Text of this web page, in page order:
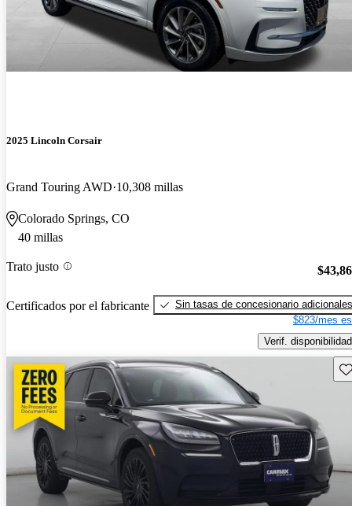
2025 Lincoln Corsair
Grand Touring AWD 10,308 millas
Colorado Springs, CO
40 millas
Trato justo
Certificados por el fabricante
Sin tasas de concesionario adicionales
$823/mes
Verif. disponibilidad